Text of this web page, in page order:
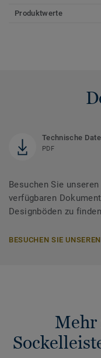
Produktwerte
Technische
PDF
Besuchen Sie
verfügbaren
Designböden zu finden
BESUCHEN SIE
Mehr